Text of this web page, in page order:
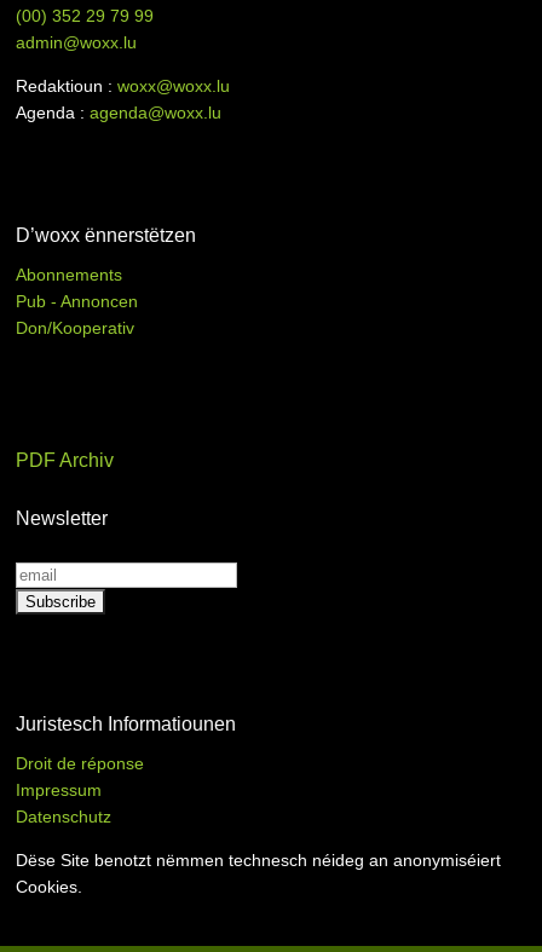
(00)352 29 79 99
admin@woxx.lu
Redaktioun :woxx@woxx.lu
Agenda :agenda@woxx.lu
D’woxx ënnerstëtzen
Abonnements
Pub - Annoncen
Don/Kooperativ
PDF Archiv
Newsletter
Juristesch Informatiounen
Droit de réponse
Impressum
Datenschutz
Dëse Site benotzt nëmmen technesch néideg an anonymiséiert
Cookies.